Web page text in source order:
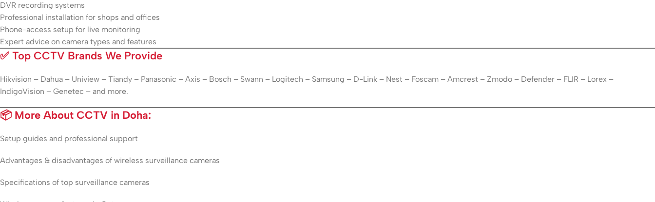
DVR recording systems
Professional installation for shops and offices
Phone-access setup for live monitoring
Expert advice on camera types and features
✅ Top CCTV Brands We Provide
Hikvision – Dahua – Uniview – Tiandy – Panasonic – Axis – Bosch – Swann – Logitech – Samsung – D-Link – Nest – Foscam – Amcrest – Zmodo – Defender – FLIR – Lorex –
IndigoVision – Genetec – and more.
📦 More About CCTV in Doha:
Setup guides and professional support
Advantages & disadvantages of wireless surveillance cameras
Specifications of top surveillance cameras